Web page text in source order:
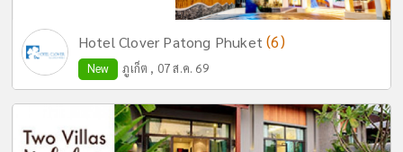
Hotel Clover Patong Phuket(6)
New ภูเก็ต , 07 ส.ค. 69